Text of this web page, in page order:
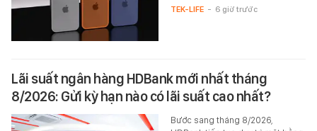
TEK-LIFE - 6 giờ trước
Lãi suất ngân hàng HDBank mới nhất tháng
8/2026: Gửi kỳ hạn nào có lãi suất cao nhất?
Bước sang tháng 8/2026,